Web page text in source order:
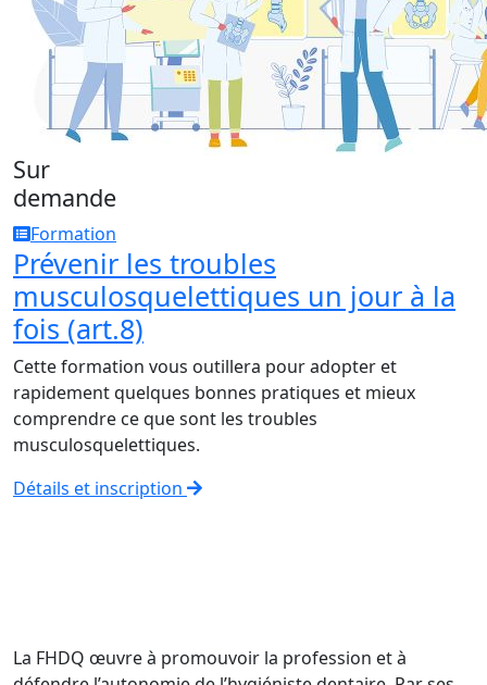
Sur
demande
Formation
Prévenir les troubles
musculosquelettiques un jour à la
fois (art.8)
Cette formation vous outillera pour adopter et
rapidement quelques bonnes pratiques et mieux
comprendre ce que sont les troubles
musculosquelettiques.
Détails et inscription
La FHDQ œuvre à promouvoir la profession et à